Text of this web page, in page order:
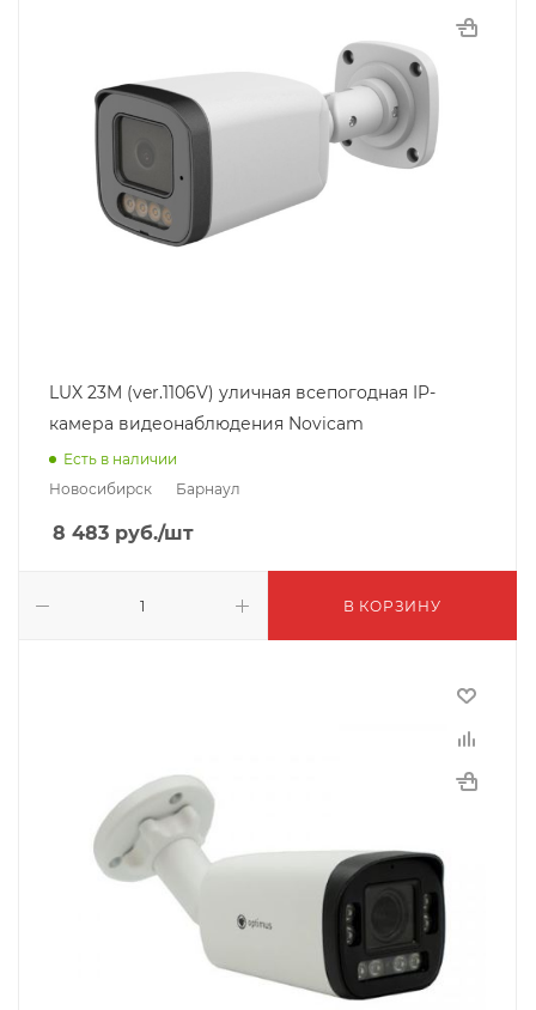
LUX 23M (ver.1106V) уличная всепогодная IP-
камера видеонаблюдения Novicam
Есть в наличии
Новосибирск
Барнаул
8 483 руб./шт
В КОРЗИНУ